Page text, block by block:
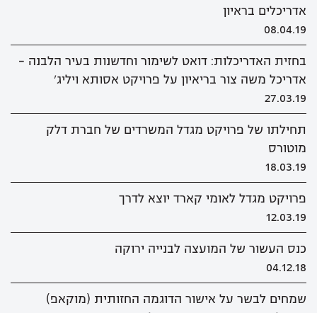
אדריכלים בראיון
08.04.19
בחזית האדריכלות: דואט לשימור וחדשנות בעיר הלבנה –
אדריכל משה צור בריאיון על פרויקט אסותא ויליג'
27.03.19
תחילתו של פרויקט מגדל המשרדים של חברת דלק
מוטורס
18.03.19
פרויקט מגדל לאומי קארד יוצא לדרך
12.03.19
כנס העשור של המועצה לבנייה ירוקה
04.12.18
שמחים לבשר על אישור הדוגמה החזותית (מוקאפ)